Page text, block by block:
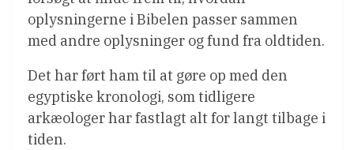
oplysningerne i Bibelen passer sammen
med andre oplysninger og fund fra oldtiden.
Det har ført ham til at gøre op med den
egyptiske kronologi, som tidligere
arkæologer har fastlagt alt for langt tilbage i
tiden.